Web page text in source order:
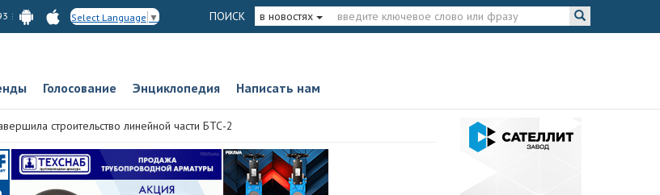
Select Language ▼ ПОИСК в новостях
Голосование Энциклопедия Написать нам
строительство линейной части БТС-2